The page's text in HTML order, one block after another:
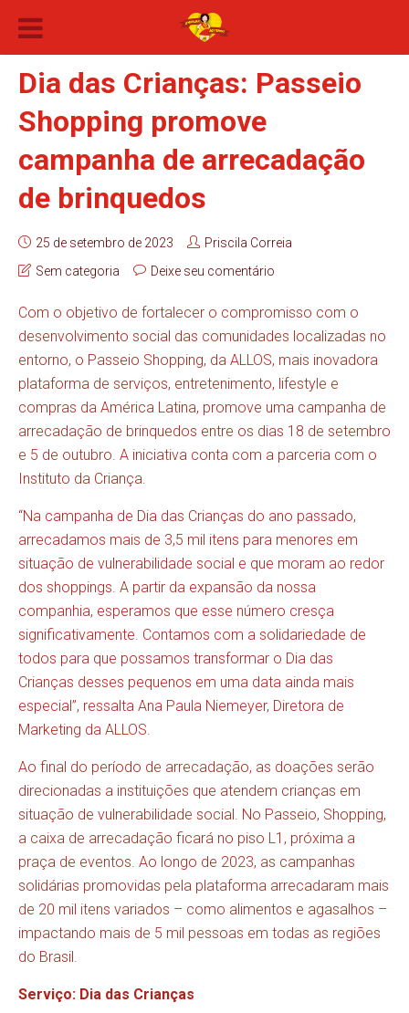
Dia das Crianças: Passeio
Shopping promove
campanha de arrecadação
de brinquedos
25 de setembro de 2023
Priscila Correia
Sem categoria
Deixe seu comentário
Com o objetivo de fortalecer o compromisso com o
desenvolvimento social das comunidades localizadas no
entorno, o Passeio Shopping, da ALLOS, mais inovadora
plataforma de serviços, entretenimento, lifestyle e
compras da América Latina, promove uma campanha de
arrecadação de brinquedos entre os dias 18 de setembro
e 5 de outubro. A iniciativa conta com a parceria com o
Instituto da Criança.
“Na campanha de Dia das Crianças do ano passado,
arrecadamos mais de 3,5 mil itens para menores em
situação de vulnerabilidade social e que moram ao redor
dos shoppings. A partir da expansão da nossa
companhia, esperamos que esse número cresça
significativamente. Contamos com a solidariedade de
todos para que possamos transformar o Dia das
Crianças desses pequenos em uma data ainda mais
especial”, ressalta Ana Paula Niemeyer, Diretora de
Marketing da ALLOS.
Ao final do período de arrecadação, as doações serão
direcionadas a instituições que atendem crianças em
situação de vulnerabilidade social. No Passeio, Shopping,
a caixa de arrecadação ficará no piso L1, próxima a
praça de eventos. Ao longo de 2023, as campanhas
solidárias promovidas pela plataforma arrecadaram mais
de 20 mil itens variados – como alimentos e agasalhos –
impactando mais de 5 mil pessoas em todas as regiões
do Brasil.
Serviço: Dia das Crianças